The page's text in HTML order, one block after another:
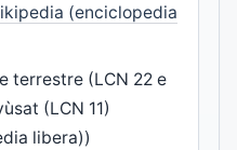
(enciclopedia
terrestre (LCN 22 e
(LCN 11)
libera))